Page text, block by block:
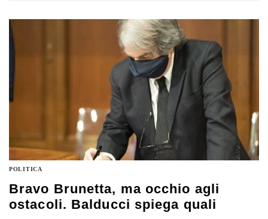
consigli per velocizzare la Pa da parte del prof.
Massimo Balducci
POLITICA
Bravo Brunetta, ma occhio agli
ostacoli. Balducci spiega quali